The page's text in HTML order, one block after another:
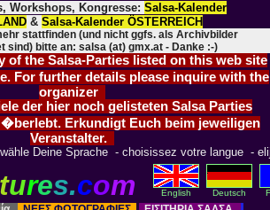
Workshops, Kongresse: Salsa-Kalender
& Salsa-Kalender ÖSTERREICH
stattfinden (und nicht ggfs. als Archivbilder
sind) bitte an: salsa (at) gmx.at - Danke :-)
of the Salsa-Parties listed on this web site
For further details please inquire with the
organizer
der hier noch gelisteten Salsa Parties
�berlebt. Erkundigt Euch beim jeweiligen
Veranstalter.
Deine Sprache - choisissez votre langue -
tures.com English Deutsch